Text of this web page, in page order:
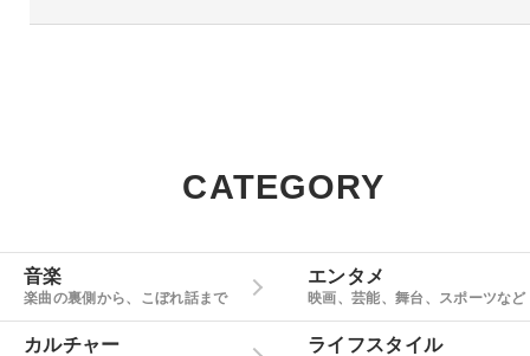
CATEGORY
音楽
楽曲の裏側から、こぼれ話まで
エンタメ
映画、芸能、舞台、スポーツなど
カルチャー ライフスタイル